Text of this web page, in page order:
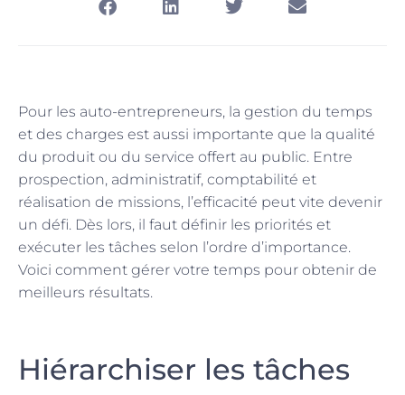
Pour les auto-entrepreneurs, la gestion du temps
et des charges est aussi importante que la qualité
du produit ou du service offert au public. Entre
prospection, administratif, comptabilité et
réalisation de missions, l’efficacité peut vite devenir
un défi. Dès lors, il faut définir les priorités et
exécuter les tâches selon l’ordre d’importance.
Voici comment gérer votre temps pour obtenir de
meilleurs résultats.
Hiérarchiser les tâches